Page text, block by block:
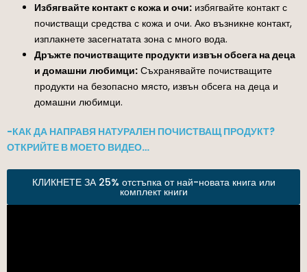
Избягвайте контакт с кожа и очи: избягвайте контакт с
почистващи средства с кожа и очи. Ако възникне контакт,
изплакнете засегнатата зона с много вода.
Дръжте почистващите продукти извън обсега на деца
и домашни любимци: Съхранявайте почистващите
продукти на безопасно място, извън обсега на деца и
домашни любимци.
-КАК ДА НАПРАВЯ НАТУРАЛЕН ПОЧИСТВАЩ ПРОДУКТ?
ОТКРИЙТЕ В МОЕТО ВИДЕО…
КЛИКНЕТЕ ЗА 25% отстъпка от най-новата книга или
комплект книги